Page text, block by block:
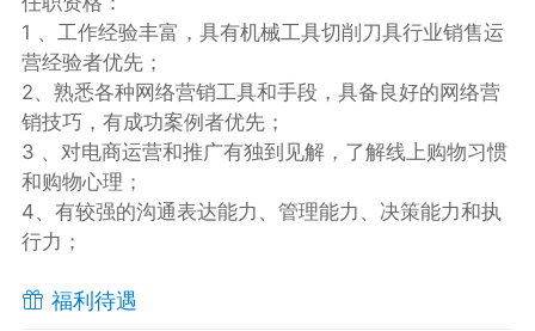
1 、工作经验丰富，具有机械工具切削刀具行业销售运
营经验者优先；
2、熟悉各种网络营销工具和手段，具备良好的网络营
销技巧，有成功案例者优先；
3 、对电商运营和推广有独到见解，了解线上购物习惯
和购物心理；
4、有较强的沟通表达能力、管理能力、决策能力和执
行力；
福利待遇